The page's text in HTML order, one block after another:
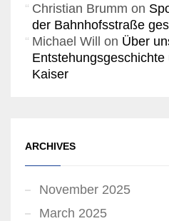
Christian Brumm on
der Bahnhofsstraße
Michael Will on Über
Kaiser
ARCHIVES
November 2025
March 2025